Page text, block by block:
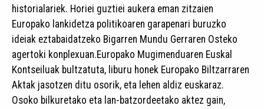
historialariek. Horiei guztiei aukera eman zitzaien
Europako lankidetza politikoaren garapenari buruzko
ideiak eztabaidatzeko Bigarren Mundu Gerraren Osteko
agertoki konplexuan.Europako Mugimenduaren Euskal
Kontseiluak bultzatuta, liburu honek Europako Biltzarraren
Aktak jasotzen ditu osorik, eta lehen aldiz euskaraz.
Osoko bilkuretako eta lan-batzordeetako aktez gain,